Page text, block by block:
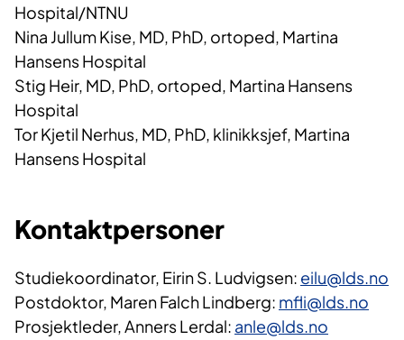
Hospital/NTNU
Nina Jullum Kise, MD, PhD, ortoped, Martina
Hansens Hospital
Stig Heir, MD, PhD, ortoped, Martina Hansens
Hospital
Tor Kjetil Nerhus, MD, PhD, klinikksjef, Martina
Hansens Hospital
Kontaktpersoner
Studiekoordinator, Eirin S. Ludvigsen: eilu@lds.no
Postdoktor, Maren Falch Lindberg: mfli@lds.no
Prosjektleder, Anners Lerdal: anle@lds.no